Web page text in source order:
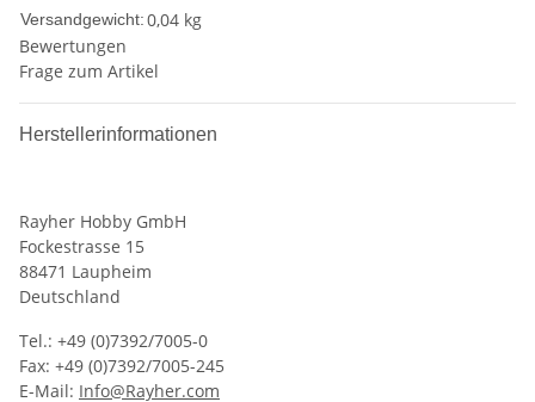
Versandgewicht:0,04 kg
Bewertungen
Frage zum Artikel
Herstellerinformationen
Rayher Hobby GmbH
Fockestrasse 15
88471 Laupheim
Deutschland
Tel.: +49 (0)7392/7005-0
Fax: +49 (0)7392/7005-245
E-Mail: Info@Rayher.com